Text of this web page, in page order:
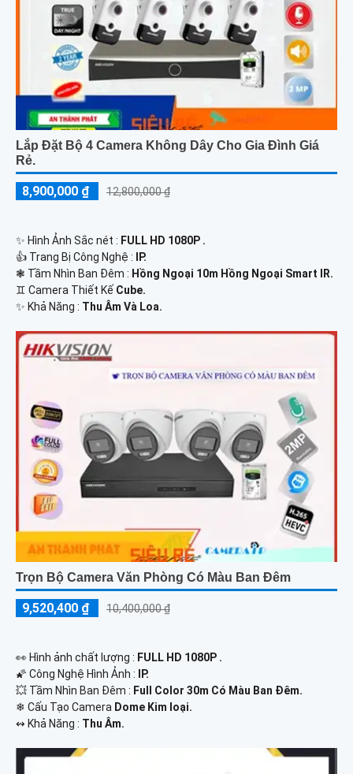
Lắp Đặt Bộ 4 Camera Không Dây Cho Gia Đình Giá
Rẻ.
8,900,000 ₫ 12,800,000 ₫
✨ Hình Ảnh Sắc nét : FULL HD 1080P .
👍 Trang Bị Công Nghệ :
IP.
❃ Tầm Nhìn Ban Đêm : Hồng Ngoại 10m Hồng Ngoại Smart IR.
♊ Camera Thiết Kế Cube.
️✨ Khả Năng : Thu Âm Và Loa.
Trọn Bộ Camera Văn Phòng Có Màu Ban Đêm
9,520,400 ₫ 10,400,000 ₫
️👀 Hình ảnh chất lượng : FULL HD 1080P .
🌠 Công Nghệ Hình Ảnh :
IP.
💥 Tầm Nhìn Ban Đêm : Full Color 30m Có Màu Ban Ðêm.
❄ Cấu Tạo Camera Dome Kim loại.
️↭ Khả Năng : Thu Âm.